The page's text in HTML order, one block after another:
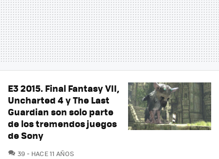
E3 2015. Final Fantasy VII,
Uncharted 4 y The Last
Guardian son solo parte
de los tremendos juegos
de Sony
39 COMENTARIOS
HACE 11 AÑOS